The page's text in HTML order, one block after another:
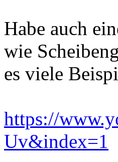
Habe auch
wie
es viele
https://
Uv&index=1